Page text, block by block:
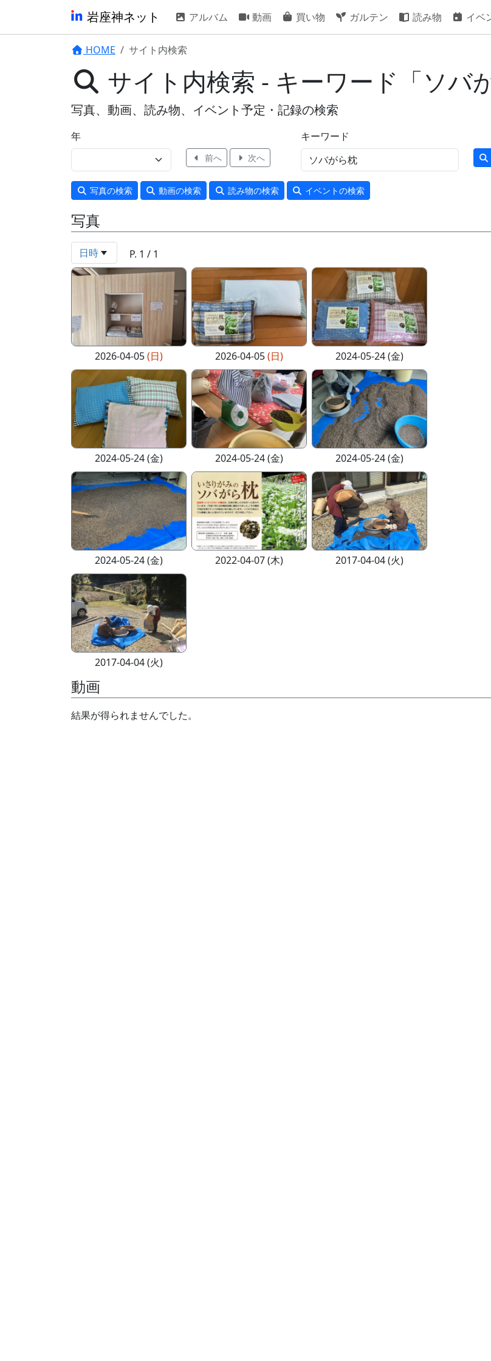
岩座神ネット アルバム 動画 買い物 ガルテン 読み物 イベ
HOME サイト内検索
サイト内検索 - キーワード「ソバ
写真、動画、読み物、イベント予定・記録の検索
年
前へ 次へ
キーワード
写真の検索 動画の検索 読み物の検索 イベントの検索
写真
日時 P. 1 / 1
2026-04-05(日) 2026-04-05(日) 2024-05-24 (金)
2024-05-24 (金) 2024-05-24 (金) 2024-05-24 (金)
2024-05-24 (金) 2022-04-07 (木) 2017-04-04 (火)
2017-04-04 (火)
動画
結果が得られませんでした。